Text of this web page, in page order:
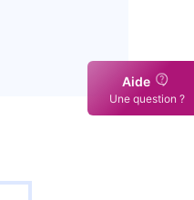
Aide
Une question ?